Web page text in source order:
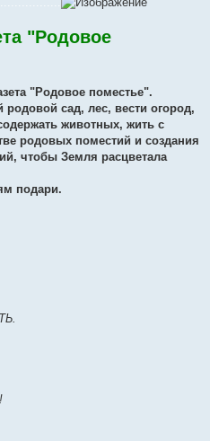
"Родовое
"Родовое поместье".
родовой сад, лес, вести огород,
животных, жить с
родовых поместий и создания
чтобы Земля расцветала
подари.